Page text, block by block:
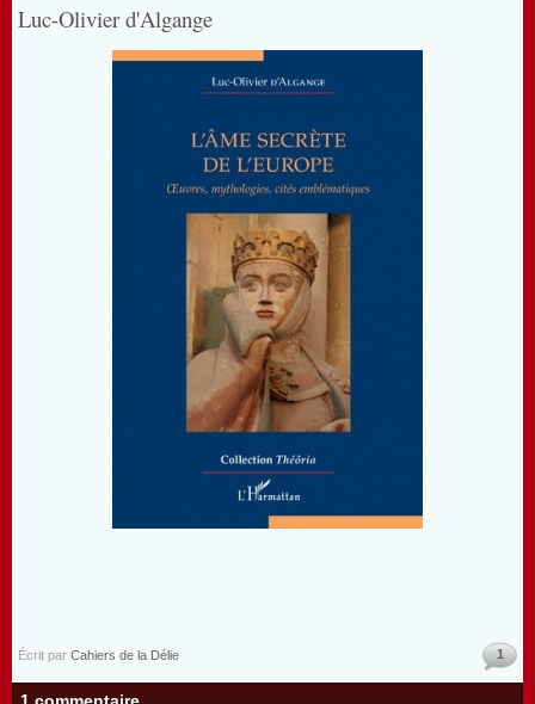
Luc-Olivier d'Algange
Écrit par Cahiers de la Délie 1
1 commentaire